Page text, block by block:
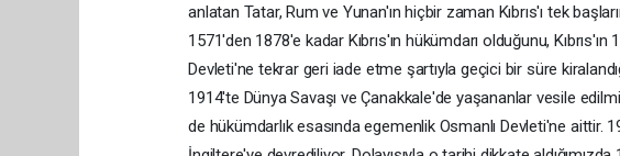
anlatan Tatar, Rum ve Yunan'ın hiçbir zaman Kıbrıs'ı tek
1571'den 1878'e kadar Kıbrıs'ın hükümdarı olduğunu,
Devleti'ne tekrar geri iade etme şartıyla geçici bir süre
1914'te Dünya Savaşı ve Çanakkale'de yaşananlar vesile
de hükümdarlık esasında egemenlik Osmanlı Devleti'ne aittir.